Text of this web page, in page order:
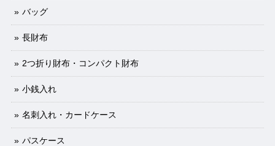
バッグ
長財布
2つ折り財布・コンパクト財布
小銭入れ
名刺入れ・カードケース
パスケース